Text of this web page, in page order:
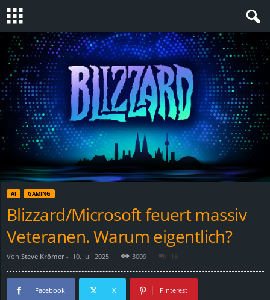
e
n
AI GAMING
Blizzard/Microsoft feuert massiv
Veteranen. Warum eigentlich?
Von Steve Krömer - 10. Juli 2025 3009 18
Facebook X Pinterest